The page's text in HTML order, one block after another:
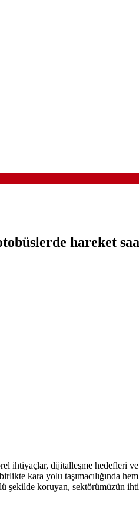
hareket
ihtiyaçlar, dijitalleşme hedefleri
kara yolu taşımacılığında
şekilde koruyan, sektörümüzün